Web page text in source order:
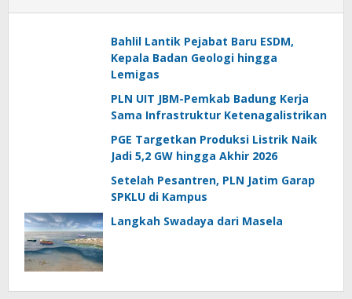
Bahlil Lantik Pejabat Baru ESDM,
Kepala Badan Geologi hingga
Lemigas
PLN UIT JBM-Pemkab Badung Kerja
Sama Infrastruktur Ketenagalistrikan
PGE Targetkan Produksi Listrik Naik
Jadi 5,2 GW hingga Akhir 2026
Setelah Pesantren, PLN Jatim Garap
SPKLU di Kampus
Langkah Swadaya dari Masela